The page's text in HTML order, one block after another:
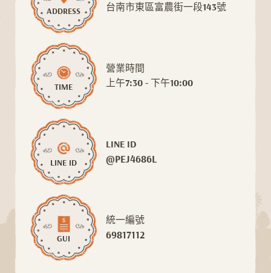
ADDRESS
台南市東區富農街一段143號
TIME
營業時間
上午7:30 - 下午10:00
LINE ID
LINE ID
@PEJ4686L
GUI
統一編號
69817112